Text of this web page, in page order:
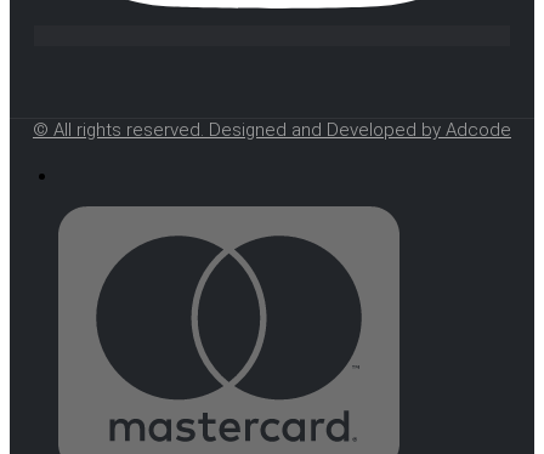
© All rights reserved. Designed and Developed by Adcode